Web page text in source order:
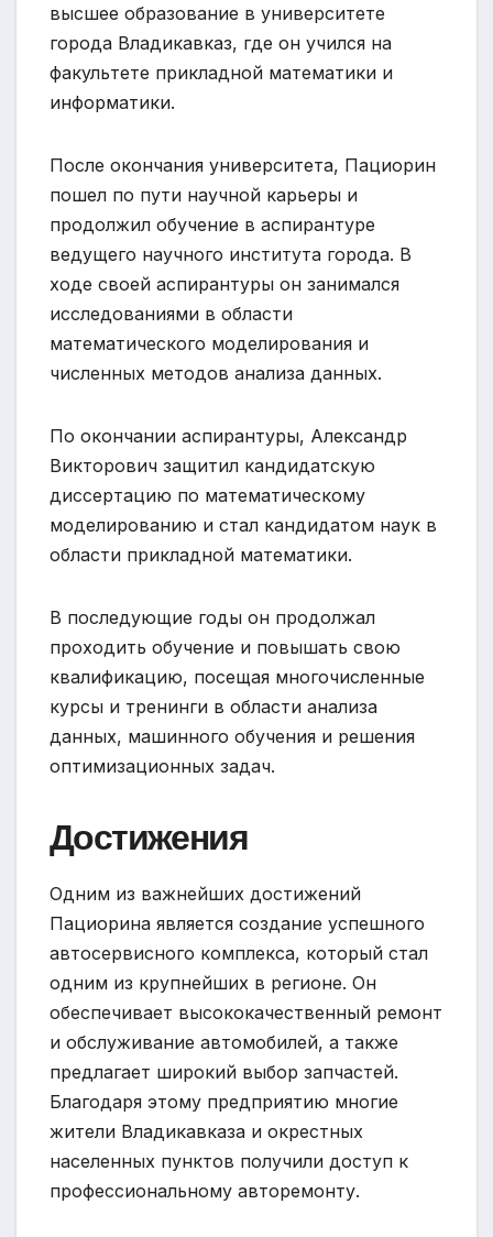
высшее образование в университете
города Владикавказ, где он учился на
факультете прикладной математики и
информатики.
После окончания университета, Пациорин
пошел по пути научной карьеры и
продолжил обучение в аспирантуре
ведущего научного института города. В
ходе своей аспирантуры он занимался
исследованиями в области
математического моделирования и
численных методов анализа данных.
По окончании аспирантуры, Александр
Викторович защитил кандидатскую
диссертацию по математическому
моделированию и стал кандидатом наук в
области прикладной математики.
В последующие годы он продолжал
проходить обучение и повышать свою
квалификацию, посещая многочисленные
курсы и тренинги в области анализа
данных, машинного обучения и решения
оптимизационных задач.
Достижения
Одним из важнейших достижений
Пациорина является создание успешного
автосервисного комплекса, который стал
одним из крупнейших в регионе. Он
обеспечивает высококачественный ремонт
и обслуживание автомобилей, а также
предлагает широкий выбор запчастей.
Благодаря этому предприятию многие
жители Владикавказа и окрестных
населенных пунктов получили доступ к
профессиональному авторемонту.